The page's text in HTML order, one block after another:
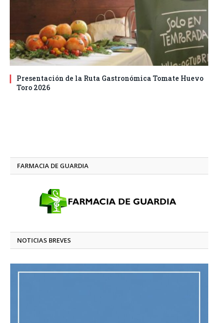
Presentación de la Ruta Gastronómica Tomate Huevo
Toro 2026
FARMACIA DE GUARDIA
NOTICIAS BREVES